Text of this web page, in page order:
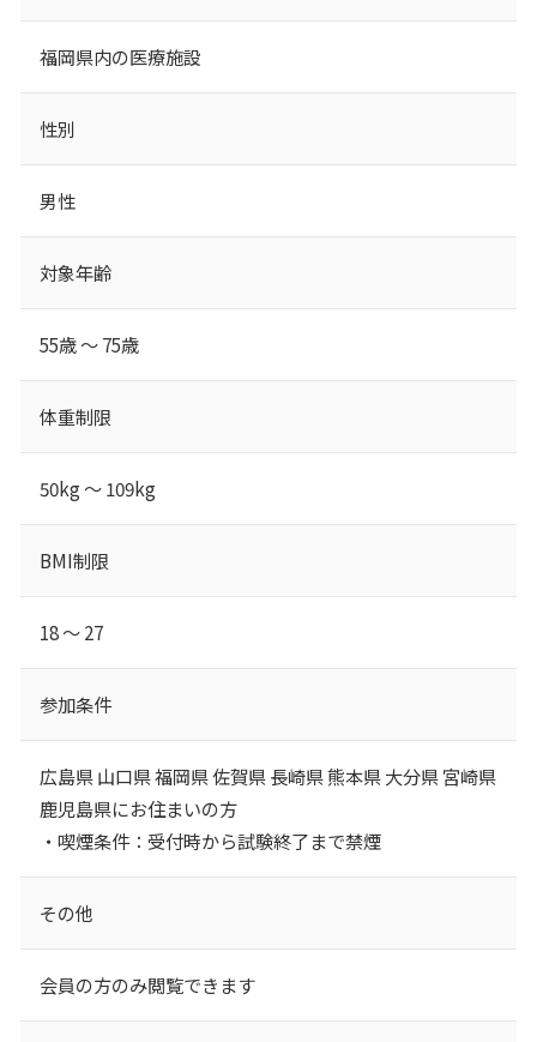
福岡県内の医療施設
性別
男性
対象年齢
55歳 ～ 75歳
体重制限
50kg ～ 109kg
BMI制限
18 ～ 27
参加条件
広島県 山口県 福岡県 佐賀県 長崎県 熊本県 大分県 宮崎県
鹿児島県にお住まいの方
・喫煙条件：受付時から試験終了まで禁煙
その他
会員の方のみ閲覧できます